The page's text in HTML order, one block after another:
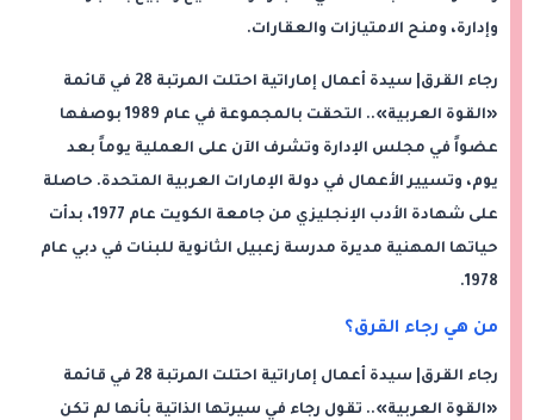
وإدارة، ومنح الامتيازات والعقارات.
رجاء القرق| سيدة أعمال إماراتية احتلت المرتبة 28 في قائمة
«القوة العربية».. التحقت بالمجموعة في عام 1989 بوصفها
عضواً في مجلس الإدارة وتشرف الآن على العملية يوماً بعد
يوم، وتسيير الأعمال في دولة الإمارات العربية المتحدة. حاصلة
على شهادة الأدب الإنجليزي من جامعة الكويت عام 1977، بدأت
حياتها المهنية مديرة مدرسة زعبيل الثانوية للبنات في دبي عام
1978.
من هي رجاء القرق؟
رجاء القرق| سيدة أعمال إماراتية احتلت المرتبة 28 في قائمة
«القوة العربية».. تقول رجاء في سيرتها الذاتية بأنها لم تكن